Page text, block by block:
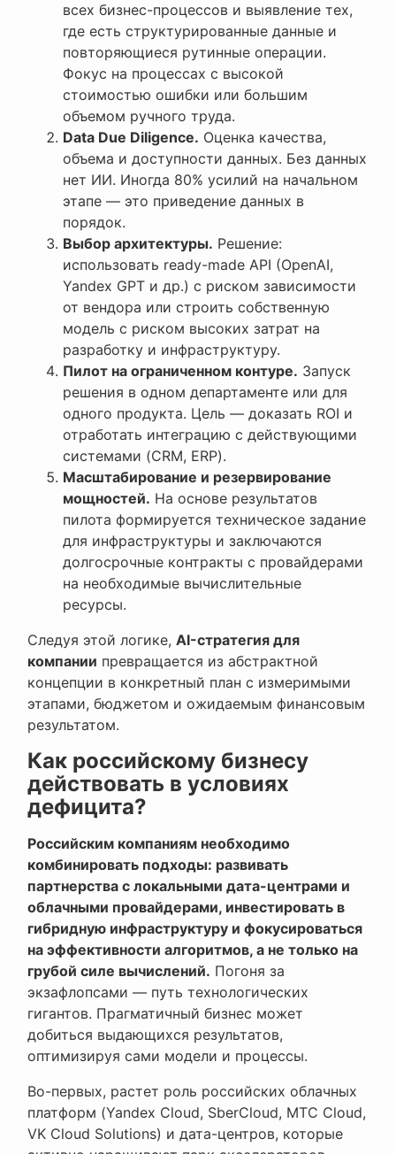
всех бизнес-процессов и выявление тех,
где есть структурированные данные и
повторяющиеся рутинные операции.
Фокус на процессах с высокой
стоимостью ошибки или большим
объемом ручного труда.
Data Due Diligence. Оценка качества,
объема и доступности данных. Без данных
нет ИИ. Иногда 80% усилий на начальном
этапе — это приведение данных в
порядок.
Выбор архитектуры. Решение:
использовать ready-made API (OpenAI,
Yandex GPT и др.) с риском зависимости
от вендора или строить собственную
модель с риском высоких затрат на
разработку и инфраструктуру.
Пилот на ограниченном контуре. Запуск
решения в одном департаменте или для
одного продукта. Цель — доказать ROI и
отработать интеграцию с действующими
системами (CRM, ERP).
Масштабирование и резервирование
мощностей. На основе результатов
пилота формируется техническое задание
для инфраструктуры и заключаются
долгосрочные контракты с провайдерами
на необходимые вычислительные
ресурсы.
Следуя этой логике, AI-стратегия для
компании превращается из абстрактной
концепции в конкретный план с измеримыми
этапами, бюджетом и ожидаемым финансовым
результатом.
Как российскому бизнесу
действовать в условиях
дефицита?
Российским компаниям необходимо
комбинировать подходы: развивать
партнерства с локальными дата-центрами и
облачными провайдерами, инвестировать в
гибридную инфраструктуру и фокусироваться
на эффективности алгоритмов, а не только на
грубой силе вычислений. Погоня за
экзафлопсами — путь технологических
гигантов. Прагматичный бизнес может
добиться выдающихся результатов,
оптимизируя сами модели и процессы.
Во-первых, растет роль российских облачных
платформ (Yandex Cloud, SberCloud, МТС Cloud,
VK Cloud Solutions) и дата-центров, которые